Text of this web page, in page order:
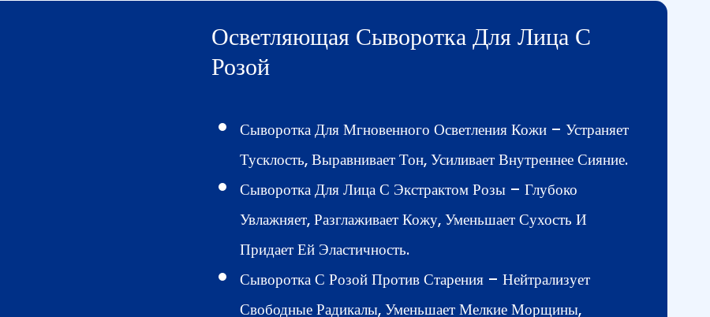
Осветляющая Сыворотка Для Лица С
Розой
Сыворотка Для Мгновенного Осветления Кожи – Устраняет
Тусклость, Выравнивает Тон, Усиливает Внутреннее Сияние.
Сыворотка Для Лица С Экстрактом Розы – Глубоко
Увлажняет, Разглаживает Кожу, Уменьшает Сухость И
Придает Ей Эластичность.
Сыворотка С Розой Против Старения – Нейтрализует
Свободные Радикалы, Уменьшает Мелкие Морщины,